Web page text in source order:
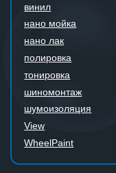
винил
нано мойка
нано лак
полировка
тонировка
шиномонтаж
шумоизоляция
View
WheelPaint